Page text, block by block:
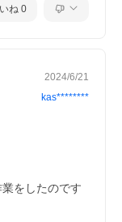
ね 0
2024/6/21
kas********
をしたのです